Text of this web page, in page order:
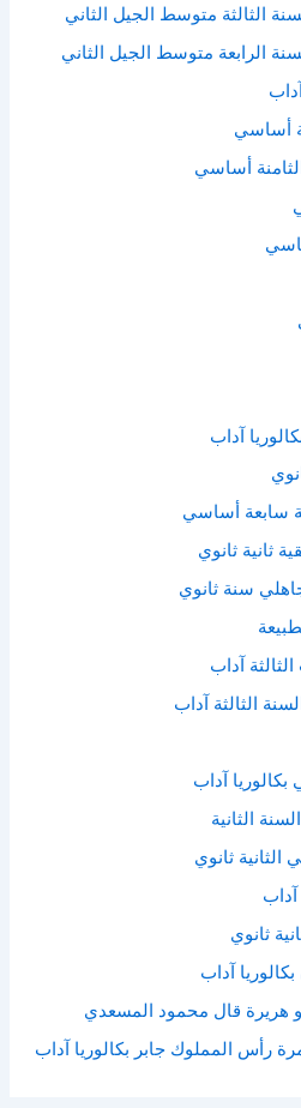
الثالثة متوسط الجيل الثاني
الرابعة متوسط الجيل الثاني
أساسي
أساسي
آداب
سابعة أساسي
ثانية ثانوي
سنة ثانوي
آداب
الثالثة آداب
آداب
الثانية
ثانوي
ثانوي
آداب
هريرة قال محمود المسعدي
رأس المملوك جابر بكالوريا آداب